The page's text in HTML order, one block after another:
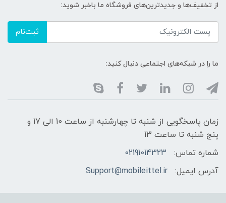
از تخفیف‌ها و جدیدترین‌های فروشگاه ما باخبر شوید:
ثبت‌نام
ما را در شبکه‌های اجتماعی دنبال کنید:
زمان پاسخگویی از شنبه تا چهارشنبه از ساعت 10 الی 17 و
پنج شنبه تا ساعت 13
شماره تماس:
02191014323
آدرس ایمیل:
Support@mobileittel.ir